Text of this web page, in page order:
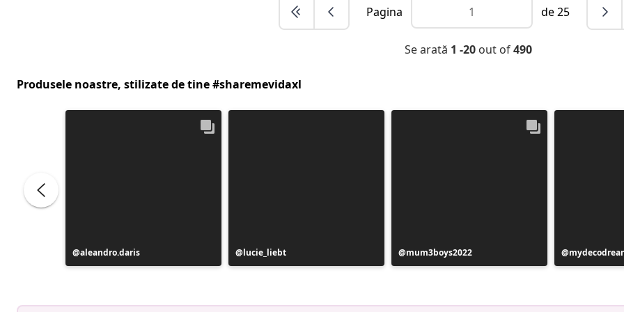
Pagina de 25
Se arată 1 -20out of490
Produsele noastre, stilizate de tine #sharemevidaxl
Postare
publicată
aleandro.daris
Postare
publicată
lucie_liebt
Postare
publicată
mum3boys2022
Postare
publicată